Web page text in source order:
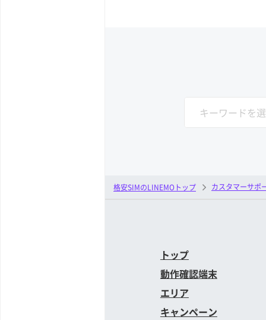
格安SIMのLINEMOトップ カスタマーサポ
トップ
動作確認端末
エリア
キャンペーン